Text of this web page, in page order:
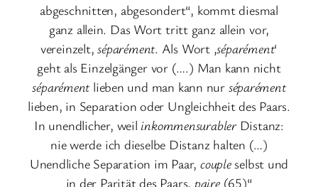
abgeschnitten, abgesondert“, kommt diesmal
ganz allein. Das Wort tritt ganz allein vor,
vereinzelt,séparément. Als Wort ‚séparément‘
geht als Einzelgänger vor (….) Man kann nicht
séparémentlieben und man kann nur séparément
lieben, in Separation oder Ungleichheit des Paars.
In unendlicher, weil inkommensurablerDistanz:
nie werde ich dieselbe Distanz halten (…)
Unendliche Separation im Paar, coupleselbst und
in der Parität des Paars, paire(65)“